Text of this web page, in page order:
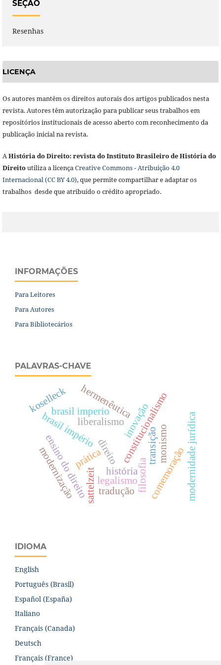
SEÇÃO
Resenhas
LICENÇA
Os autores mantêm os direitos autorais dos artigos publicados nesta
revista. Autores têm autorização para publicar seus trabalhos em
repositórios institucionais de acesso aberto com reconhecimento da
publicação inicial na revista.
AHistória do Direito: revista do Instituto Brasileiro de História do
Direitoutiliza a licençaCreative Commons - Atribuição 4.0
Internacional (CC BY 4.0), que permite compartilhar e adaptar os
trabalhos desde que atribuído o crédito apropriado.
INFORMAÇÕES
Para Leitores
Para Autores
Para Bibliotecários
PALAVRAS-CHAVE
brasil império constitucionalismo
brasil imperio
história
direito
filosofia
hermenêutica
prática
ensino do direito
inovação
transição
liberalismo
comemoraçãomodernidade jurídica
legalismo
tradução
monismo
modernização
koselleck
sattelzeit
IDIOMA
English
Português (Brasil)
Español (España)
Italiano
Français (Canada)
Deutsch
Français (France)